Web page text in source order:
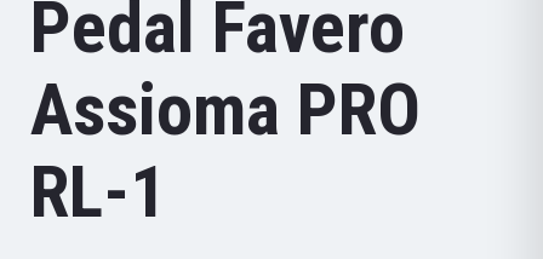
Pedal Favero
Assioma PRO
RL-1